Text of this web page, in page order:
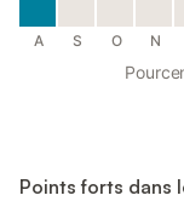
A S O N
Points forts dans